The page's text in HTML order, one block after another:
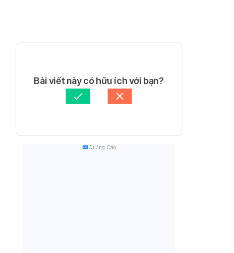
Bài viết này có hữu ích với bạn?
Quảng Cáo